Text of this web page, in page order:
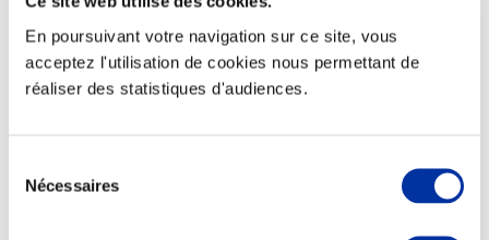
En poursuivant votre navigation sur ce site, vous
acceptez l'utilisation de cookies nous permettant de
réaliser des statistiques d'audiences.
Nécessaires
Viande et climat
Valorisation de l’herbe
Bien-être, Protection et Santé des animaux